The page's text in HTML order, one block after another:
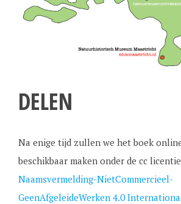
DELEN
Na enige tijd zullen we het boek
beschikbaar maken onder de cc licentie
Naamsvermelding-NietCommercieel-
GeenAfgeleideWerken 4.0